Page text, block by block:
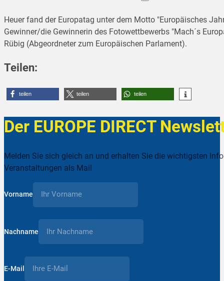
Heuer fand der Europatag unter dem Motto "Europäisches
Gewinner/die Gewinnerin des Fotowettbewerbs "Mach´s
Rübig (Abgeordneter zum Europäischen Parlament).
Teilen:
teilen teilen teilen
Der EUROPE DIRECT
Melden Sie sich gleich an und erhalten Sie die wichtigsten
Veranstaltungen als Mail
Vorname
Nachname
E-Mail